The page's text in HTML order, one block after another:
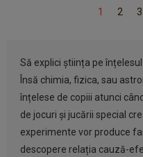
1 2 3
Să explici știința pe
Însă chimia, fizica, sau
înțelese de copiii atunci
de jocuri și jucării special
experimente vor produce
descopere relația cauză-